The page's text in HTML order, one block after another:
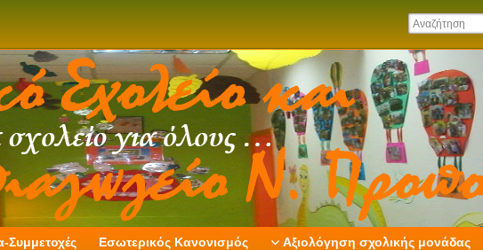
Συμμετοχές Εσωτερικός Κανονισμός Αξιολόγηση σχολικής μονάδας